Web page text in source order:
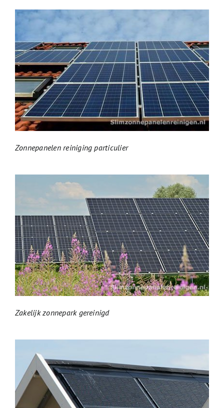
Zonnepanelen reiniging particulier
Zakelijk zonnepark gereinigd